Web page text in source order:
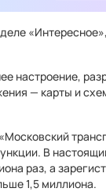
настроение,
— карты и
В
раз, а
1,5 миллиона.